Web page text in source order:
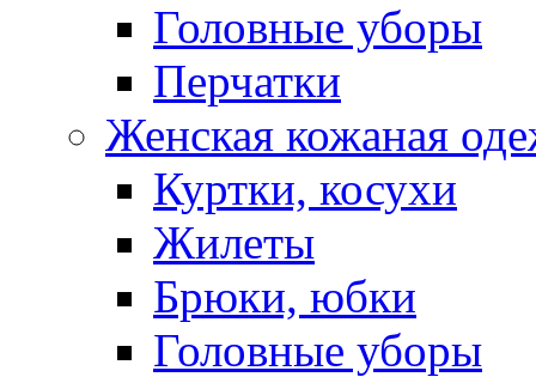
Головные уборы
Перчатки
Женская кожаная
Куртки, косухи
Жилеты
Брюки, юбки
Головные уборы